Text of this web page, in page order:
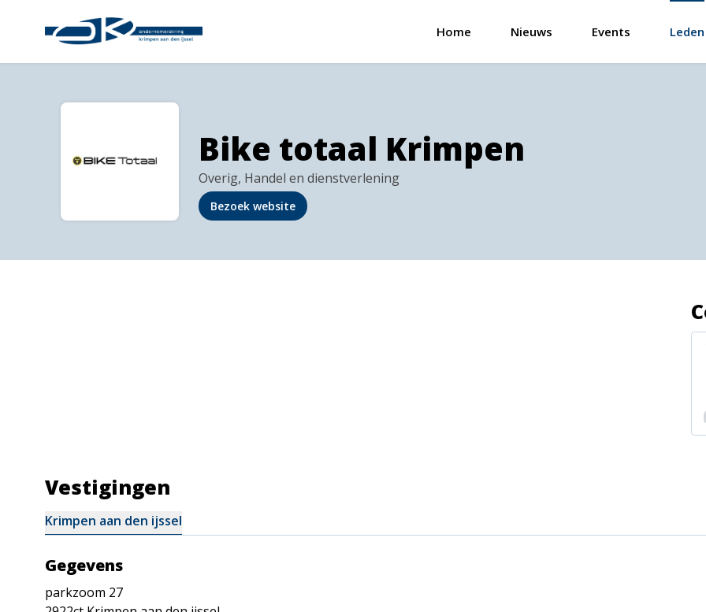
Home Nieuws Events Leden
Bike totaal Krimpen
Overig, Handel en dienstverlening
Bezoek website
Vestigingen
Krimpen aan den ijssel
Gegevens
parkzoom 27